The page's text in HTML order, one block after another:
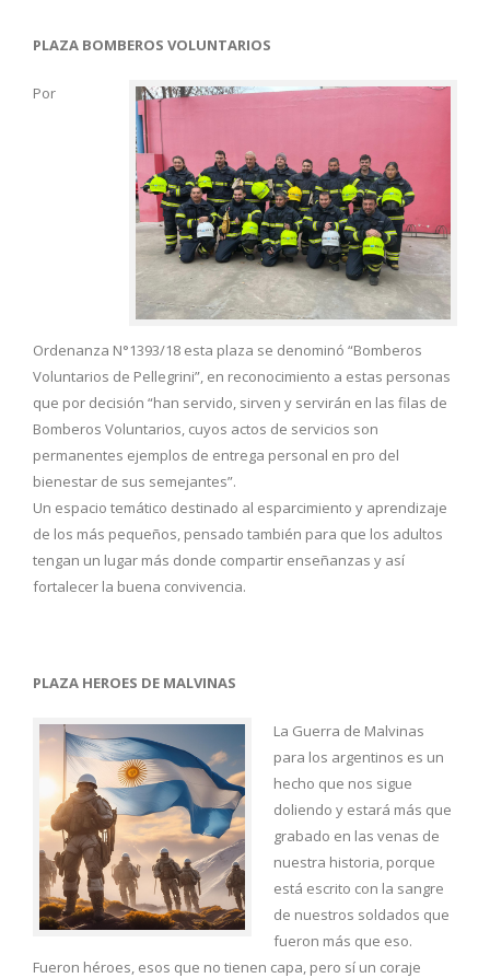
PLAZA BOMBEROS VOLUNTARIOS
Por
Ordenanza N°1393/18 esta plaza se denominó “Bomberos
Voluntarios de Pellegrini”, en reconocimiento a estas personas
que por decisión “han servido, sirven y servirán en las filas de
Bomberos Voluntarios, cuyos actos de servicios son
permanentes ejemplos de entrega personal en pro del
bienestar de sus semejantes”.
Un espacio temático destinado al esparcimiento y aprendizaje
de los más pequeños, pensado también para que los adultos
tengan un lugar más donde compartir enseñanzas y así
fortalecer la buena convivencia.
PLAZA HEROES DE MALVINAS
La Guerra de Malvinas
para los argentinos es un
hecho que nos sigue
doliendo y estará más que
grabado en las venas de
nuestra historia, porque
está escrito con la sangre
de nuestros soldados que
fueron más que eso.
Fueron héroes, esos que no tienen capa, pero sí un coraje